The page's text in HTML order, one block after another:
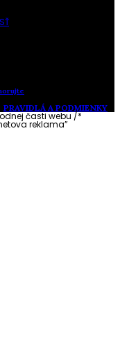
PRAVIDLÁ A PODMIENKY
časti webu/*
reklama”